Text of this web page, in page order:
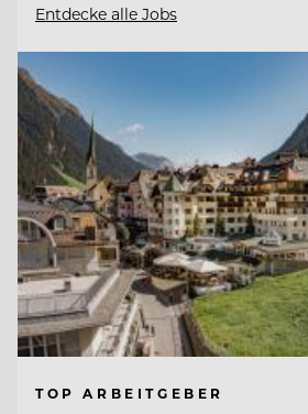
Entdecke alle Jobs
TOP ARBEITGEBER